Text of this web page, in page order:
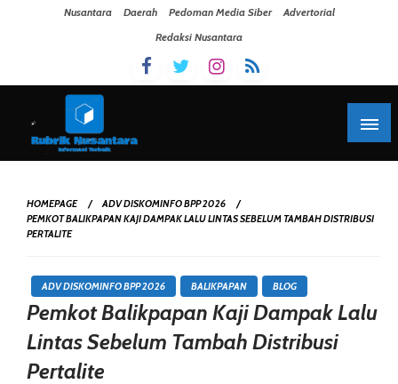
Nusantara Daerah Pedoman Media Siber
Advertorial
Redaksi Nusantara
HOMEPAGE
ADV DISKOMINFO BPP 2026
PEMKOT BALIKPAPAN KAJI DAMPAK LALU LINTAS SEBELUM TAMBAH DISTRIBUSI
PERTALITE
ADV DISKOMINFO BPP 2026 BALIKPAPAN BLOG
Pemkot Balikpapan Kaji Dampak Lalu
Lintas Sebelum Tambah Distribusi
Pertalite